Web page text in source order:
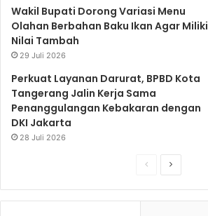
Wakil Bupati Dorong Variasi Menu
Olahan Berbahan Baku Ikan Agar Miliki
Nilai Tambah
29 Juli 2026
Perkuat Layanan Darurat, BPBD Kota
Tangerang Jalin Kerja Sama
Penanggulangan Kebakaran dengan
DKI Jakarta
28 Juli 2026
b
l